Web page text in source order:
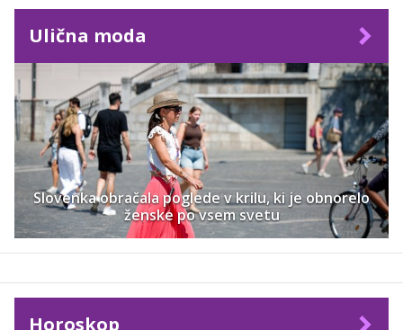
Ulična moda
Slovenka obračala poglede v krilu, ki je obnorelo
ženske po vsem svetu
Horoskop